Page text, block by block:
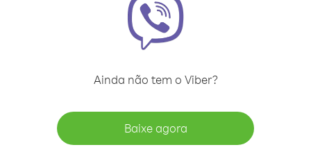
Ainda não tem o Viber?
Baixe agora